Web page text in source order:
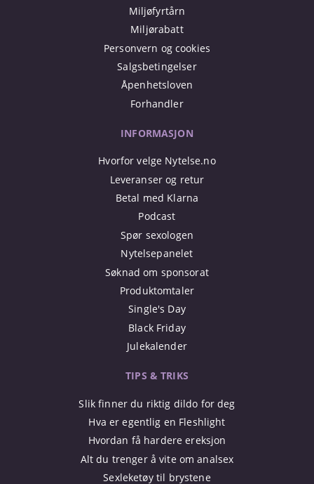
Miljøfyrtårn
Miljørabatt
Personvern og cookies
Salgsbetingelser
Åpenhetsloven
Forhandler
INFORMASJON
Hvorfor velge Nytelse.no
Leveranser og retur
Betal med Klarna
Podcast
Spør sexologen
Nytelsepanelet
Søknad om sponsorat
Produktomtaler
Single's Day
Black Friday
Julekalender
TIPS & TRIKS
Slik finner du riktig dildo for deg
Hva er egentlig en Fleshlight
Hvordan få hardere ereksjon
Alt du trenger å vite om analsex
Sexleketøy til brystene